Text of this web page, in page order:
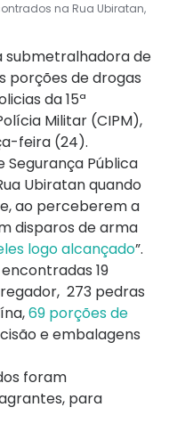
na Rua Ubiratan,
submetralhadora de
porções de drogas
da 15ª
Militar (CIPM),
feira (24).
Segurança Pública
Ubiratan quando
ao perceberem a
disparos de arma
logo alcançado”.
19
273 pedras
69 porções de
e embalagens
foram
para